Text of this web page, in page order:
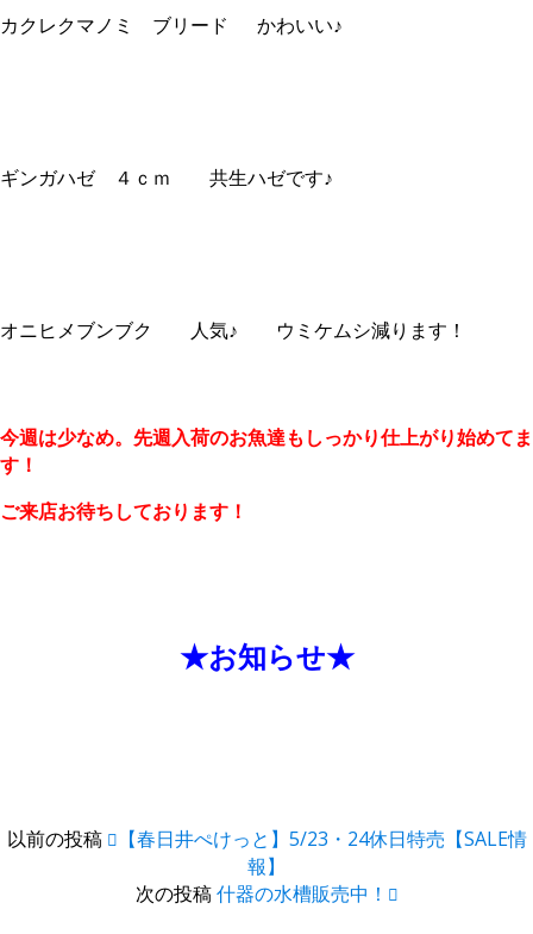
カクレクマノミ ブリード かわいい♪
ギンガハゼ ４ｃｍ 共生ハゼです♪
オニヒメブンブク 人気♪ ウミケムシ減ります！
今週は少なめ。先週入荷のお魚達もしっかり仕上がり始めてま
す！
ご来店お待ちしております！
★お知らせ★
以前の投稿
【春日井ぺけっと】5/23・24休日特売【SALE情
報】
次の投稿什器の水槽販売中！